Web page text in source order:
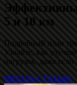
5 и 10 км
Подробный план
Узнайте, как
нагрузок, даже
ЧИТАТЬ СТАТЬЮ